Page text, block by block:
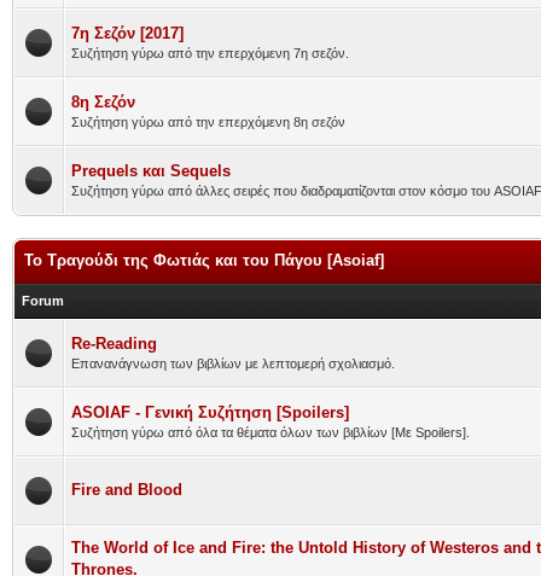
7η Σεζόν [2017]
Συζήτηση γύρω από την επερχόμενη 7η σεζόν.
8η Σεζόν
Συζήτηση γύρω από την επερχόμενη 8η σεζόν
Prequels και Sequels
Συζήτηση γύρω από άλλες σειρές που διαδραματίζονται στον κόσμο του ASOIAF
Το Τραγούδι της Φωτιάς και του Πάγου [Asoiaf]
Forum
Re-Reading
Επανανάγνωση των βιβλίων με λεπτομερή σχολιασμό.
ASOIAF - Γενική Συζήτηση [Spoilers]
Συζήτηση γύρω από όλα τα θέματα όλων των βιβλίων [Με Spoilers].
Fire and Blood
The World of Ice and Fire: the Untold History of Westeros and
Thrones.